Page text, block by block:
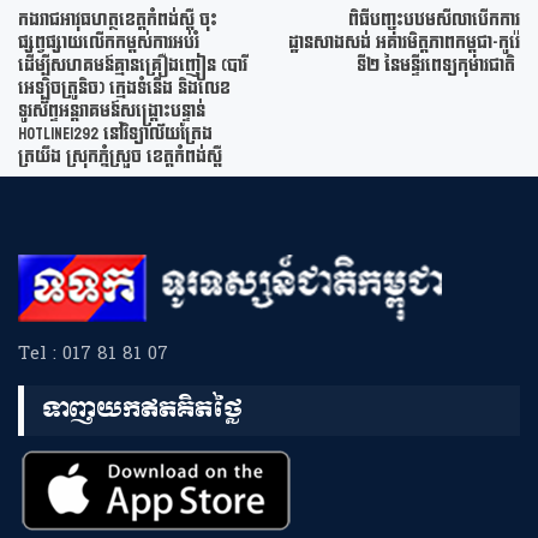
កងរាជអាវុធហត្ថខេត្តកំពង់ស្ពឺ​​ ចុះ​
ផ្សព្វផ្សាយលើកកម្ពស់ការអប់រំ
ដើម្បីសហគមន៍គ្មានគ្រឿងញៀន (បារី
អេឡិចត្រូនិច) ក្មេងទំនើង​ និងលេខ
ទូរស័ព្ទអន្តរាគមន៍សង្គ្រោះបន្ទាន់​​
Hotline1292 នៅវិទ្យាល័យ​ត្រែង
ត្រយឹង ស្រុកភ្នំស្រួច ខេត្តកំពង់ស្ពឺ
ពិធីបញ្ចុះបឋមសីលាបើកការ
ដ្ឋានសាងសង់ អគារមិត្តភាពកម្ពុជា-កូរ៉េ
ទី២ នៃមន្ទីរពេទ្យកុមារជាតិ
Tel : 017 81 81 07
ទាញយកឥតគិតថ្លៃ